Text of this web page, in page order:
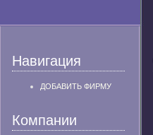
Навигация
ДОБАВИТЬ ФИРМУ
Компании